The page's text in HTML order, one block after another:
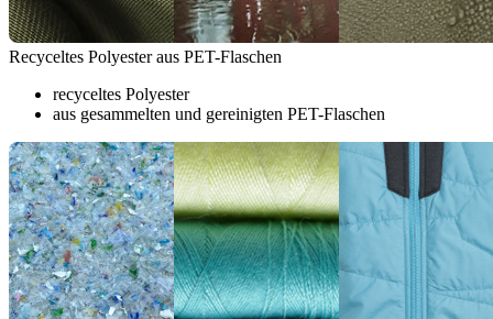
Recyceltes Polyester aus PET-Flaschen
recyceltes Polyester
aus gesammelten und gereinigten PET-Flaschen